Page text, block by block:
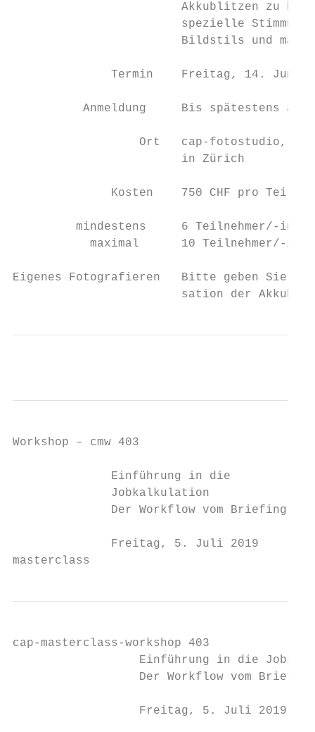
Akkublitzen zu
spezielle
Bildstils und
Termin    Freitag, 14. Juni
Anmeldung     Bis spätestens am
Ort   cap-fotostudio,
                        in Zürich
Kosten    750 CHF pro
         mindestens     6 Teilnehmer/-innen
maximal      10 Teilnehmer/-
Eigenes Fotografieren   Bitte geben Sie
sation der
Workshop – cmw 403
              Einführung in die
              Jobkalkulation
Der Workflow vom Briefing
              Freitag, 5. Juli 2019
masterclass
cap-masterclass-workshop 403
Einführung in die
Der Workflow vom
                  Freitag, 5. Juli 2019